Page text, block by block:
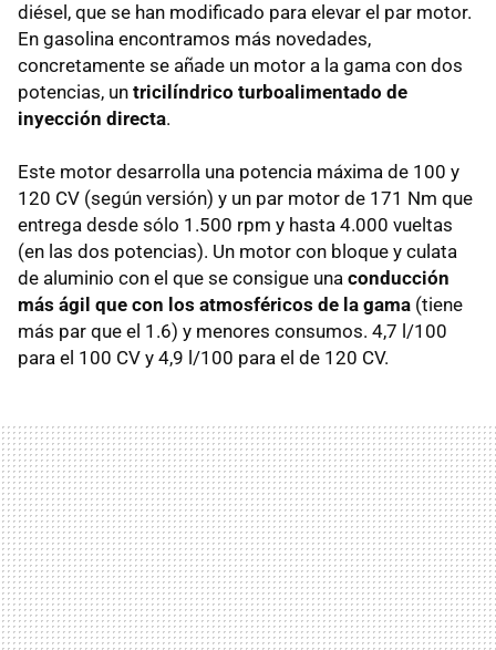
diésel, que se han modificado para elevar el par motor.
En gasolina encontramos más novedades,
concretamente se añade un motor a la gama con dos
potencias, un tricilíndrico turboalimentado de
inyección directa.
Este motor desarrolla una potencia máxima de 100 y
120 CV (según versión) y un par motor de 171 Nm que
entrega desde sólo 1.500 rpm y hasta 4.000 vueltas
(en las dos potencias). Un motor con bloque y culata
de aluminio con el que se consigue una conducción
más ágil que con los atmosféricos de la gama (tiene
más par que el 1.6) y menores consumos. 4,7 l/100
para el 100 CV y 4,9 l/100 para el de 120 CV.